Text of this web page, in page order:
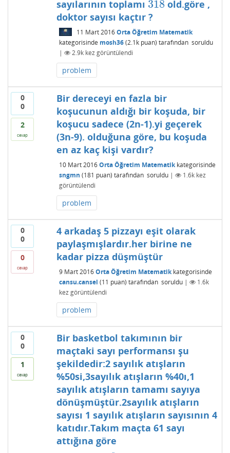
sayılarının toplamı 318
318old.göre ,
doktor sayısı kaçtır ?
11 Mart 2016 Orta Öğretim Matematik
kategorisinde mosh36 (2.1kpuan) tarafından soruldu
|
2.9kkez görüntülendi
problem
0
0
2
cevap
Bir dereceyi en fazla bir
koşucunun aldığı bir koşuda, bir
koşucu sadece (2n-1).yi geçerek
(3n-9). olduğuna göre, bu koşuda
en az kaç kişi vardır?
10 Mart 2016 Orta Öğretim Matematikkategorisinde
sngmn (181 puan) tarafından soruldu | 1.6kkez
görüntülendi
problem
0
0
0
cevap
4 arkadaş 5 pizzayı eşit olarak
paylaşmışlardır.her birine ne
kadar pizza düşmüştür
9 Mart 2016 Orta Öğretim Matematikkategorisinde
cansu.cansel (11 puan) tarafından soruldu |
1.6k
kez görüntülendi
problem
0
0
1
cevap
Bir basketbol takımının bir
maçtaki sayı performansı şu
şekildedir:2 sayılık atışların
%50si,3sayılık atışların %40ı,1
sayılık atışların tamamı sayıya
dönüşmüştür.2sayılık atışların
sayısı 1 sayılık atışların sayısının 4
katıdır.Takım maçta 61 sayı
attığına göre